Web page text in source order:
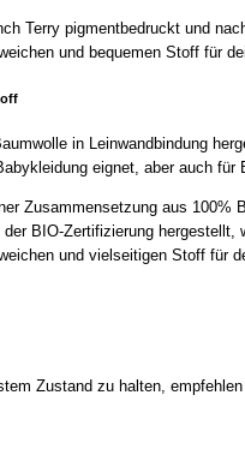
Terry pigmentbedruckt und
und bequemen Stoff für
in Leinwandbindung
eignet, aber auch für
Zusammensetzung aus
BIO-Zertifizierung
und vielseitigen Stoff für
Zustand zu halten,